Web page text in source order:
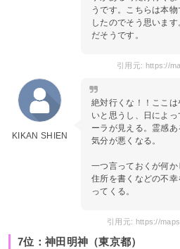
うです。こちらは本
したのでそう思いま
だそうです。
引用元: https://
KIKAN SHIEN
絶対行くな！！ここ
いと思うし、日によ
ーラが見える。霊感
気分が悪くなる。
一つ言っておくが何
住所を書くなどの不
ってくる。
引用元: https://
7位：神田明神（東京都）